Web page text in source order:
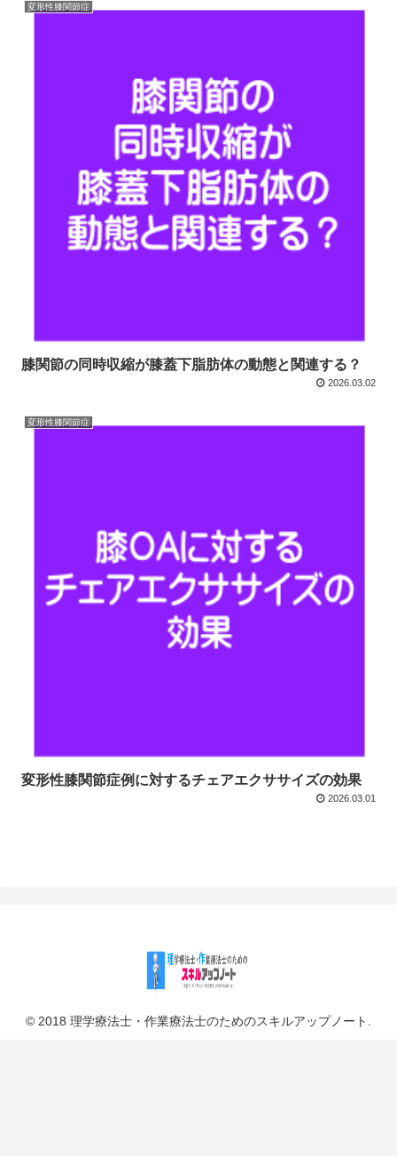
変形性膝関節症
膝関節の同時収縮が膝蓋下脂肪体の動態と関連する？
2026.03.02
変形性膝関節症
変形性膝関節症例に対するチェアエクササイズの効果
2026.03.01
© 2018 理学療法士・作業療法士のためのスキルアップノート.